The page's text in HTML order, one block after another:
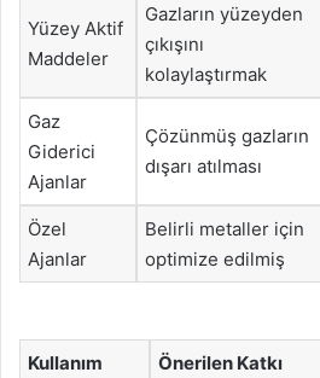
Yüzey Aktif
Maddeler
Gazların yüzeyden
çıkışını
kolaylaştırmak
Gaz
Giderici
Ajanlar
Çözünmüş gazların
dışarı atılması
Özel
Ajanlar
Belirli metaller için
optimize edilmiş
Kullanım
Önerilen Katkı